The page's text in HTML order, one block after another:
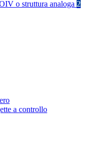
o struttura analoga 2
a controllo